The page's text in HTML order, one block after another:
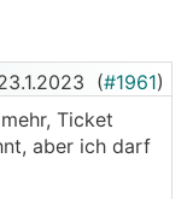
(#1961)
Ticket
aber ich darf